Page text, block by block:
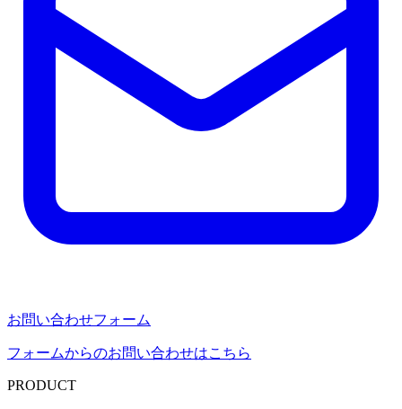
お問い合わせフォーム
フォームからのお問い合わせはこちら
PRODUCT